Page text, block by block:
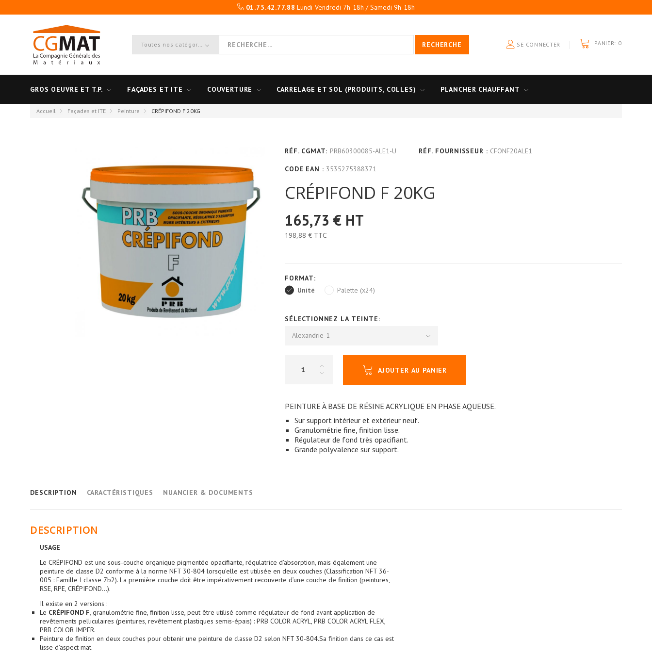
01.75.42.77.88 Lundi-Vendredi 7h-18h / Samedi 9h-18h
Toutes nos catégories RECHERCHE SE CONNECTER PANIER: 0
GROS OEUVRE ET T.P. FAÇADES ET ITE COUVERTURE CARRELAGE ET SOL (PRODUITS, COLLES) PLANCHER CHAUFFANT
Accueil Façades et ITE Peinture CRÉPIFOND F 20KG
RÉF. CGMAT: PRB60300085-ALE1-U RÉF. FOURNISSEUR : CFONF20ALE1
CODE EAN : 3535275388371
CRÉPIFOND F 20KG
165,73 € HT
198,88 € TTC
FORMAT:
Unité
Palette (x24)
SÉLECTIONNEZ LA TEINTE:
Alexandrie-1
AJOUTER AU PANIER
PEINTURE À BASE DE RÉSINE ACRYLIQUE EN PHASE AQUEUSE.
Sur support intérieur et extérieur neuf.
Granulométrie fine, finition lisse.
Régulateur de fond très opacifiant.
Grande polyvalence sur support.
DESCRIPTION CARACTÉRISTIQUES NUANCIER & DOCUMENTS
DESCRIPTION
USAGE
Le CRÉPIFOND est une sous-couche organique pigmentée opacifiante, régulatrice d’absorption, mais également une
peinture de classe D2 conforme à la norme NFT 30-804 lorsqu’elle est utilisée en deux couches (Classification NFT 36-
005 : Famille I classe 7b2). La première couche doit être impérativement recouverte d’une couche de finition (peintures,
RSE, RPE, CRÉPIFOND...).
Il existe en 2 versions :
Le CRÉPIFOND F, granulométrie fine, finition lisse, peut être utilisé comme régulateur de fond avant application de
revêtements pelliculaires (peintures, revêtement plastiques semis-épais) : PRB COLOR ACRYL, PRB COLOR ACRYL FLEX,
PRB COLOR IMPER.
Peinture de finition en deux couches pour obtenir une peinture de classe D2 selon NFT 30-804.Sa finition dans ce cas est
lisse d’aspect mat.